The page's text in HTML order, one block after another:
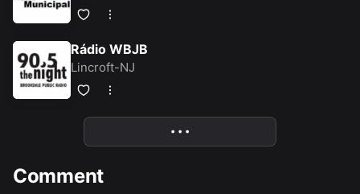
Rádio WBJB
Lincroft-NJ
• • •More
Comment